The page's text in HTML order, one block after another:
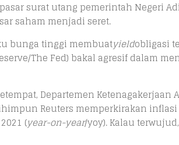
surat utang pemerintah Negeri
saham menjadi seret.
bunga tinggi membuatyieldobligasi
The Fed) bakal agresif dalam
Departemen
Reuters memperkirakan
(year-on-year/yoy). Kalau